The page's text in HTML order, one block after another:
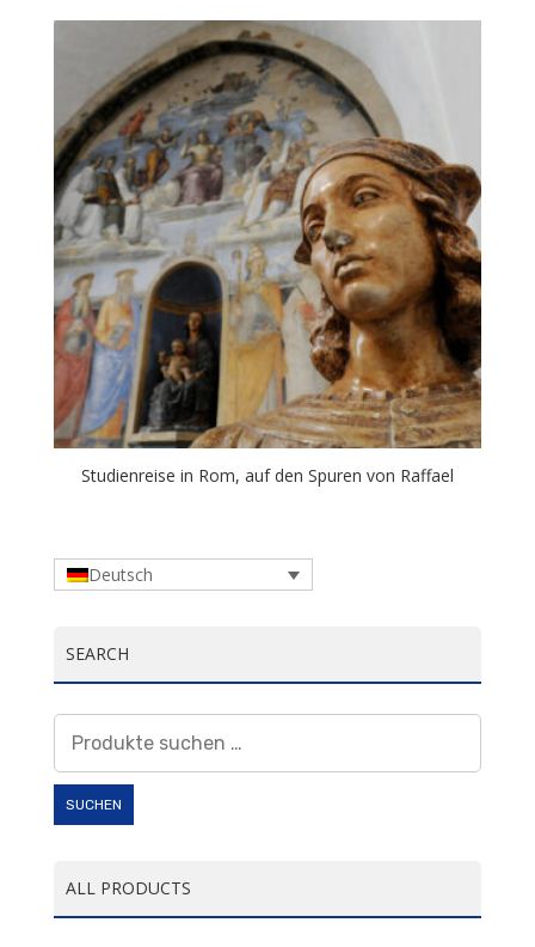
Studienreise in Rom, auf den Spuren von Raffael
Deutsch
SEARCH
nach:
SUCHEN
ALL PRODUCTS